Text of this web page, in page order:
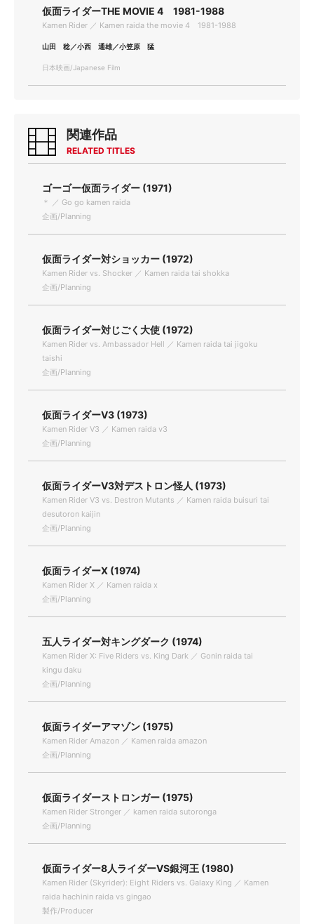
仮面ライダーTHE MOVIE 4 1981-1988
Kamen Rider ／ Kamen raida the movie 4 1981-1988
山田 稔／小西 通雄／小笠原 猛
日本映画/Japanese Film
関連作品
RELATED TITLES
ゴーゴー仮面ライダー (1971)
＊ ／ Go go kamen raida
企画/Planning
仮面ライダー対ショッカー (1972)
Kamen Rider vs. Shocker ／ Kamen raida tai shokka
企画/Planning
仮面ライダー対じごく大使 (1972)
Kamen Rider vs. Ambassador Hell ／ Kamen raida tai jigoku
taishi
企画/Planning
仮面ライダーV3 (1973)
Kamen Rider V3 ／ Kamen raida v3
企画/Planning
仮面ライダーV3対デストロン怪人 (1973)
Kamen Rider V3 vs. Destron Mutants ／ Kamen raida buisuri tai
desutoron kaijin
企画/Planning
仮面ライダーX (1974)
Kamen Rider X ／ Kamen raida x
企画/Planning
五人ライダー対キングダーク (1974)
Kamen Rider X: Five Riders vs. King Dark ／ Gonin raida tai
kingu daku
企画/Planning
仮面ライダーアマゾン (1975)
Kamen Rider Amazon ／ Kamen raida amazon
企画/Planning
仮面ライダーストロンガー (1975)
Kamen Rider Stronger ／ kamen raida sutoronga
企画/Planning
仮面ライダー8人ライダーVS銀河王 (1980)
Kamen Rider (Skyrider): Eight Riders vs. Galaxy King ／ Kamen
raida hachinin raida vs gingao
製作/Producer